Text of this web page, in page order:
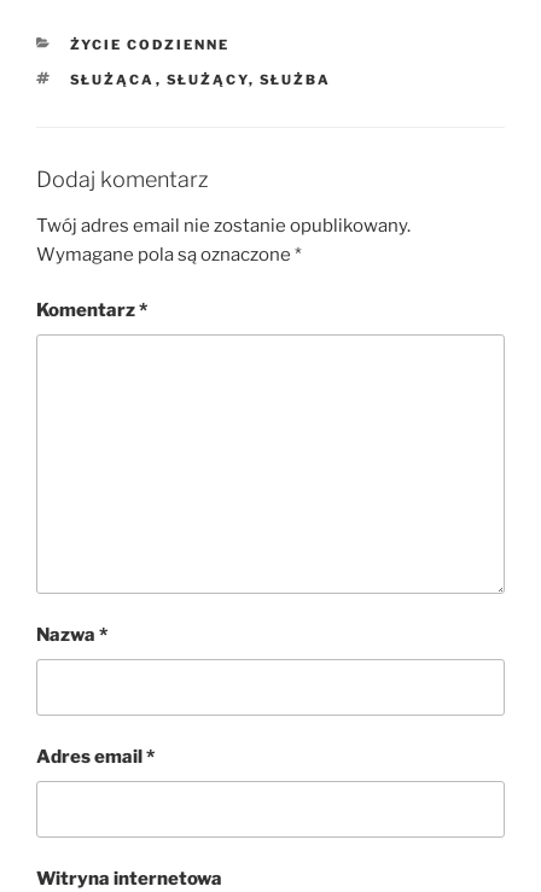
KATEGORIE
ŻYCIE CODZIENNE
TAGI
SŁUŻĄCA , SŁUŻĄCY, SŁUŻBA
Dodaj komentarz
Twój adres email nie zostanie opublikowany.
Wymagane pola są oznaczone *
Komentarz*
Nazwa *
Adres email*
Witryna internetowa